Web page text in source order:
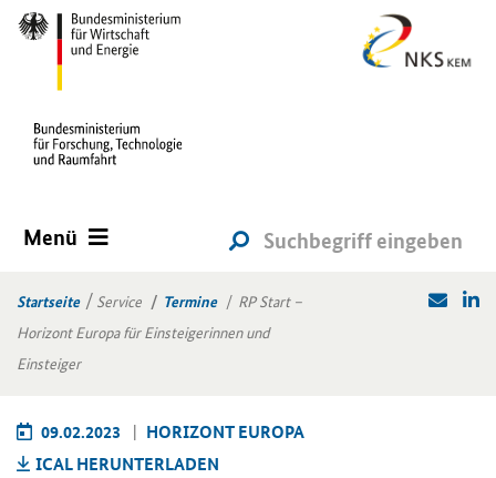
Menü
Startseite Service Termine
RP Start –
Horizont Europa für Einsteigerinnen und
Einsteiger
09.02.2023
HO­RI­ZONT EU­RO­PA
ICAL HER­UN­TER­LA­DEN